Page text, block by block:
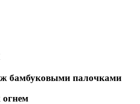
бамбуковыми палочками
огнем